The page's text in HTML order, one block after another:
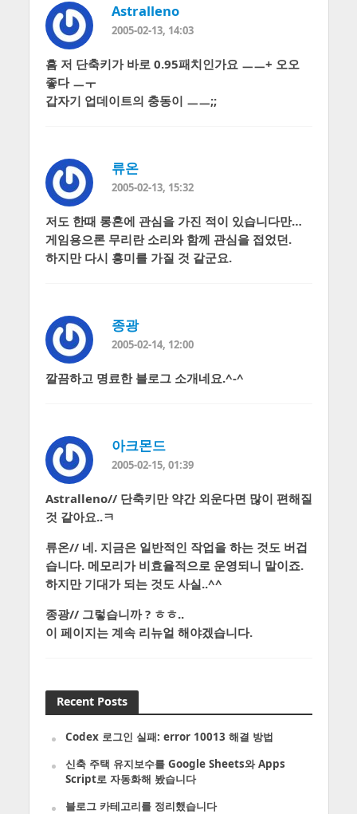
Astralleno
2005-02-13, 14:03
흠 저 단축키가 바로 0.95패치인가요 ㅡㅡ+ 오오
좋다 ㅡㅜ
갑자기 업데이트의 충동이 ㅡㅡ;;
류온
2005-02-13, 15:32
저도 한때 롱혼에 관심을 가진 적이 있습니다만…
게임용으론 무리란 소리와 함께 관심을 접었던.
하지만 다시 흥미를 가질 것 같군요.
종광
2005-02-14, 12:00
깔끔하고 명료한 블로그 소개네요.^-^
아크몬드
2005-02-15, 01:39
Astralleno// 단축키만 약간 외운다면 많이 편해질
것 같아요..ㅋ
류온// 네. 지금은 일반적인 작업을 하는 것도 버겁
습니다. 메모리가 비효율적으로 운영되니 말이죠.
하지만 기대가 되는 것도 사실..^^
종광// 그렇습니까 ? ㅎㅎ..
이 페이지는 계속 리뉴얼 해야겠습니다.
Recent Posts
Codex 로그인 실패: error 10013 해결 방법
신축 주택 유지보수를 Google Sheets와 Apps
Script로 자동화해 봤습니다
블로그 카테고리를 정리했습니다